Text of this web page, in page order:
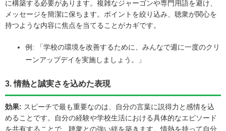
に構築する必要があります。複雑なジャーゴンや専門用語を避け、
メッセージを簡潔に保ちます。ポイントを絞り込み、聴衆が関心を
持つような内容に焦点を当てることがカギです。
例: 「学校の環境を改善するために、みんなで週に一度のクリ
ーンアップデイを実施しましょう。」
3. 情熱と誠実さを込めた表現
効果: スピーチで最も重要なのは、自分の言葉に説得力と感情を込
めることです。自分の経験や学校生活における具体的なエピソード
を共有することで、聴衆との強い絆を築きます。情熱を持って自分